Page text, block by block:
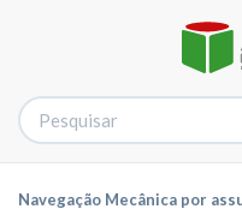
Navegação Mecânica por